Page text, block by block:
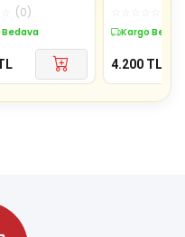
MAKİNASI
(0)
Kargo
4.200 TL